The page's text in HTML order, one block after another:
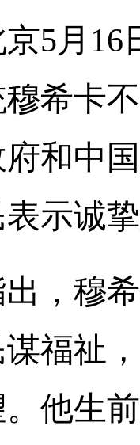
5月
希卡
和中
示诚
，穆
福祉
他生